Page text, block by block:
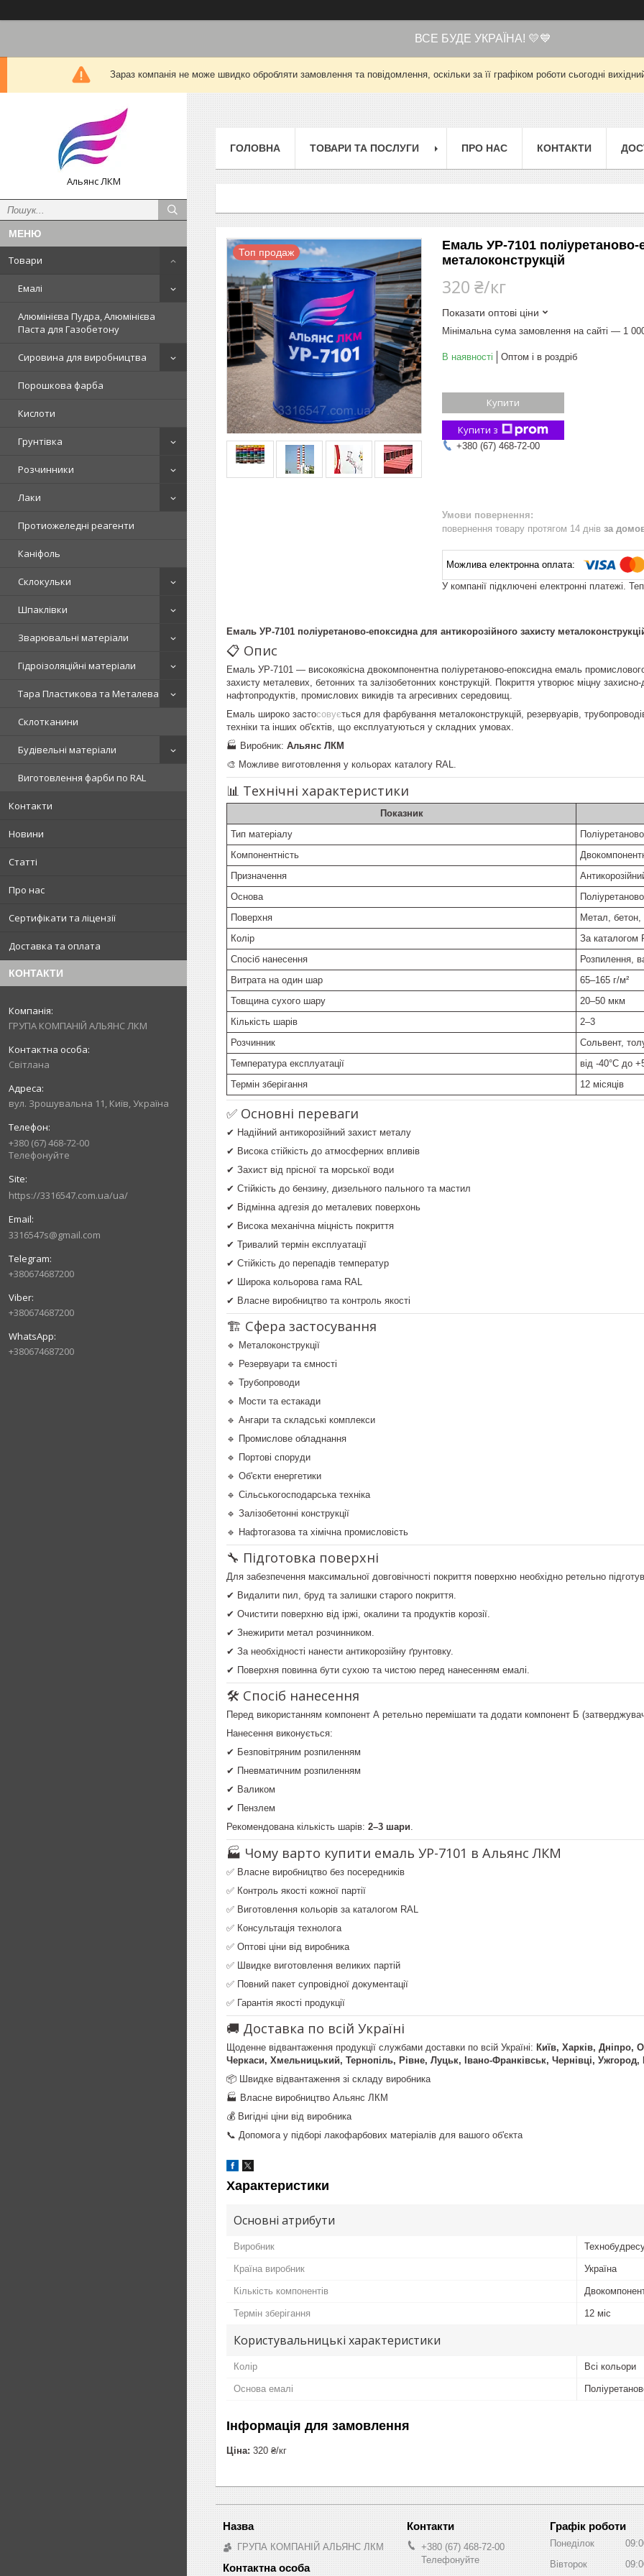
ВСЕ БУДЕ УКРАЇНА! 💛💙
Зараз компанія не може швидко обробляти замовлення та повідомлення, оскільки за її графіком роботи сьогодні
Альянс ЛКМ
Товари
Емалі
Алюмінієва Пудра, Алюмінієва
Паста для Газобетону
Сировина для виробництва
Порошкова фарба
Кислоти
Грунтівка
Розчинники
Лаки
Протиожеледні реагенти
Каніфоль
Склокульки
Шпаклівки
Зварювальні матеріали
Гідроізоляційні матеріали
Тара Пластикова та Металева
Склотканини
Будівельні матеріали
Виготовлення фарби по RAL
Контакти
Новини
Статті
Про нас
Сертифікати та ліцензії
Доставка та оплата
КОНТАКТИ
ГРУПА КОМПАНІЙ АЛЬЯНС ЛКМ
Світлана
вул. Зрошувальна 11, Київ, Україна
+380 (67) 468-72-00
Телефонуйте
https://3316547.com.ua/ua/
3316547s@gmail.com
+380674687200
+380674687200
+380674687200
ГОЛОВНА ТОВАРИ ТА ПОСЛУГИ ПРО НАС КОНТАКТИ
Топ продаж
Емаль УР-7101 поліуретаново-
металоконструкцій
320 ₴/кг
Показати оптові ціни
Мінімальна сума замовлення на сайті — 1
В наявності Оптом і в роздріб
Купити
Купити з
+380 (67) 468-72-00
повернення товару протягом 14 днів за
У компанії підключені електронні платежі.
Емаль УР-7101 поліуретаново-епоксидна для антикорозійного захисту
📋 Опис
Емаль УР-7101 — високоякісна двокомпонентна поліуретаново-епоксидна емаль
захисту металевих, бетонних та залізобетонних конструкцій. Покриття утворює міцну
нафтопродуктів, промислових викидів та агресивних середовищ.
Емаль широко застосовується для фарбування металоконструкцій, резервуарів,
техніки та інших об'єктів, що експлуатуються у складних умовах.
🏭 Виробник: Альянс ЛКМ
🎨 Можливе виготовлення у кольорах каталогу RAL.
📊 Технічні характеристики
Показник
Тип матеріалу
Компонентність
Призначення
Основа
Поверхня
Метал, бетон,
Колір
За каталогом
Спосіб нанесення
Розпилення,
Витрата на один шар
65–165 г/м²
Товщина сухого шару
20–50 мкм
Кількість шарів
2–3
Розчинник
Сольвент,
Температура експлуатації
від -40°С до
Термін зберігання
12 місяців
✅ Основні переваги
✔ Надійний антикорозійний захист металу
✔ Висока стійкість до атмосферних впливів
✔ Захист від прісної та морської води
✔ Стійкість до бензину, дизельного пального та мастил
✔ Відмінна адгезія до металевих поверхонь
✔ Висока механічна міцність покриття
✔ Тривалий термін експлуатації
✔ Стійкість до перепадів температур
✔ Широка кольорова гама RAL
✔ Власне виробництво та контроль якості
🏗 Сфера застосування
🔹 Металоконструкції
🔹 Резервуари та ємності
🔹 Трубопроводи
🔹 Мости та естакади
🔹 Ангари та складські комплекси
🔹 Промислове обладнання
🔹 Портові споруди
🔹 Об'єкти енергетики
🔹 Сільськогосподарська техніка
🔹 Залізобетонні конструкції
🔹 Нафтогазова та хімічна промисловість
🔧 Підготовка поверхні
Для забезпечення максимальної довговічності покриття поверхню необхідно ретельно
✔ Видалити пил, бруд та залишки старого покриття.
✔ Очистити поверхню від іржі, окалини та продуктів корозії.
✔ Знежирити метал розчинником.
✔ За необхідності нанести антикорозійну ґрунтовку.
✔ Поверхня повинна бути сухою та чистою перед нанесенням емалі.
🛠 Спосіб нанесення
Перед використанням компонент А ретельно перемішати та додати компонент Б
Нанесення виконується:
✔ Безповітряним розпиленням
✔ Пневматичним розпиленням
✔ Валиком
✔ Пензлем
Рекомендована кількість шарів: 2–3 шари.
🏭 Чому варто купити емаль УР-7101 в Альянс ЛКМ
✅ Власне виробництво без посередників
✅ Контроль якості кожної партії
✅ Виготовлення кольорів за каталогом RAL
✅ Консультація технолога
✅ Оптові ціни від виробника
✅ Швидке виготовлення великих партій
✅ Повний пакет супровідної документації
✅ Гарантія якості продукції
🚚 Доставка по всій Україні
Щоденне відвантаження продукції службами доставки по всій Україні: Київ, Харків, Дніпро,
Черкаси, Хмельницький, Тернопіль, Рівне, Луцьк, Івано-Франківськ, Чернівці,
📦 Швидке відвантаження зі складу виробника
🏭 Власне виробництво Альянс ЛКМ
💰 Вигідні ціни від виробника
📞 Допомога у підборі лакофарбових матеріалів для вашого об'єкта
Характеристики
Основні атрибути
Виробник
Країна виробник Україна
Кількість компонентів
Термін зберігання 12 міс
Користувальницькі характеристики
Колір Всі кольори
Основа емалі
Інформація для замовлення
Ціна: 320 ₴/кг
ГРУПА КОМПАНІЙ АЛЬЯНС ЛКМ
+380 (67) 468-72-00
Телефонуйте
Графік роботи
Понеділок
Вівторок